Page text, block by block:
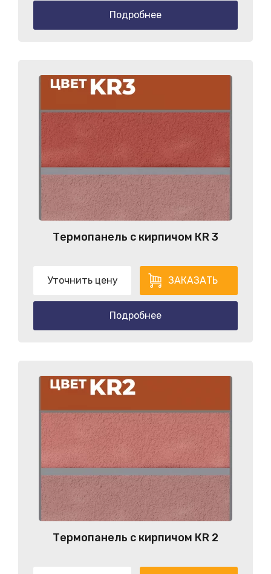
Подробнее
Термопанель с кирпичом КR 3
Уточнить цену ЗАКАЗАТЬ
Подробнее
Термопанель с кирпичом КR 2